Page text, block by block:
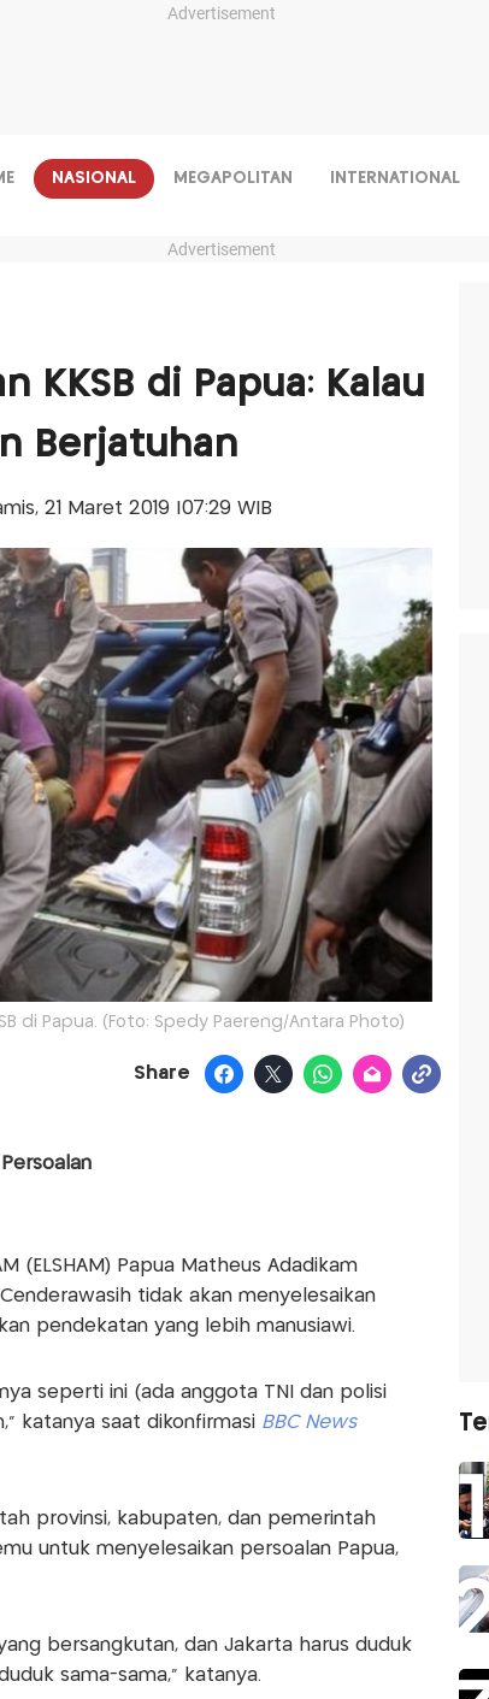
Advertisement
NASIONAL MEGAPOLITAN INTERNATIONAL
Advertisement
KKSB di Papua: Kalau
Berjatuhan
21 Maret 2019 |07:29 WIB
di Papua. (Foto: Spedy Paereng/Antara Photo)
Share
(ELSHAM) Papua Matheus Adadikam
tidak akan menyelesaikan
pendekatan yang lebih manusiawi.
seperti ini (ada anggota TNI dan polisi
katanya saat dikonfirmasi BBC News
provinsi, kabupaten, dan pemerintah
untuk menyelesaikan persoalan Papua,
bersangkutan, dan Jakarta harus duduk
sama-sama," katanya.